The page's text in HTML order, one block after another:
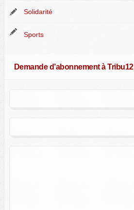
Solidarité
Sports
Demande d’abonnement à Tribu12